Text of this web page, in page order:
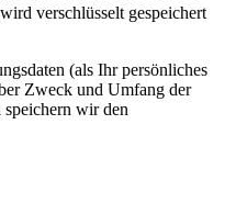
verschlüsselt gespeichert
(als Ihr persönliches
Zweck und Umfang der
wir den